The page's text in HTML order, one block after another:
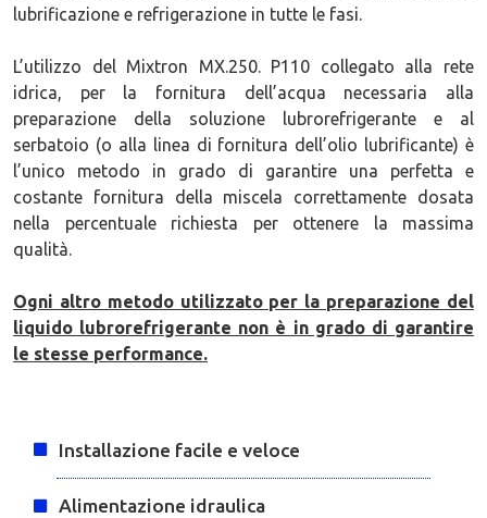
lubrificazione e refrigerazione in tutte le fasi.
L’utilizzo del Mixtron MX.250. P110 collegato alla rete
idrica, per la fornitura dell’acqua necessaria alla
preparazione della soluzione lubrorefrigerante e al
serbatoio (o alla linea di fornitura dell’olio lubrificante) è
l’unico metodo in grado di garantire una perfetta e
costante fornitura della miscela correttamente dosata
nella percentuale richiesta per ottenere la massima
qualità.
Ogni altro metodo utilizzato per la preparazione del
liquido lubrorefrigerante non è in grado di garantire
le stesse performance.
Installazione facile e veloce
Alimentazione idraulica